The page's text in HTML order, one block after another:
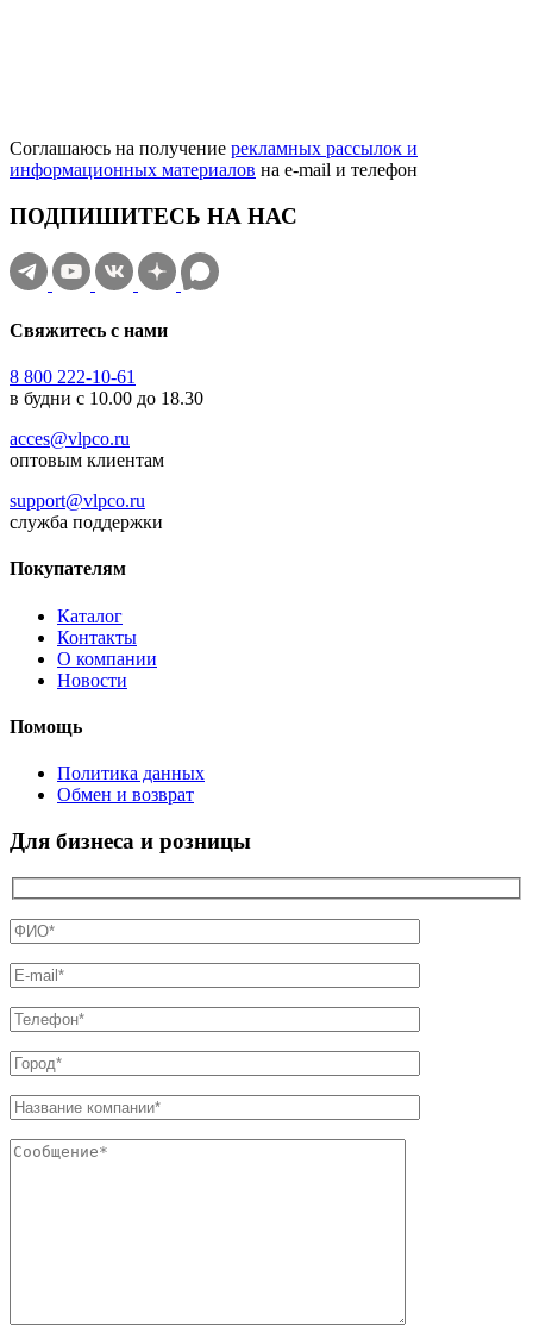
Соглашаюсь на получение рекламных рассылок и
информационных материалов на e‑mail и телефон
ПОДПИШИТЕСЬ НА НАС
Свяжитесь с нами
8 800 222-10-61
в будни с 10.00 до 18.30
acces@vlpco.ru
оптовым клиентам
support@vlpco.ru
служба поддержки
Покупателям
Каталог
Контакты
О компании
Новости
Помощь
Политика данных
Обмен и возврат
Для бизнеса и розницы